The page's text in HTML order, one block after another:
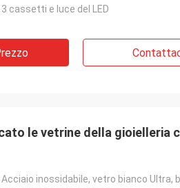
3 cassetti e luce del LED
le vetrine della gioielleria
Acciaio inossidabile, vetro bianco Ultra,